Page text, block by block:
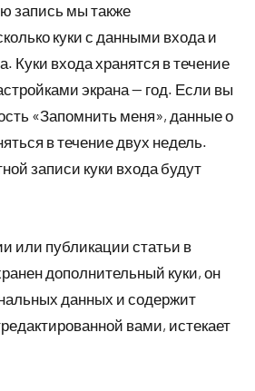
запись мы также
куки с данными входа и
Куки входа хранятся в течение
экрана — год. Если вы
«Запомнить меня», данные о
в течение двух недель.
записи куки входа будут
или публикации статьи в
дополнительный куки, он
данных и содержит
вами, истекает